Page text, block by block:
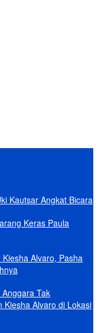
Kautsar Angkat Bicara
Keras Paula
Alvaro, Pasha
Tak
Kiesha Alvaro di Lokasi